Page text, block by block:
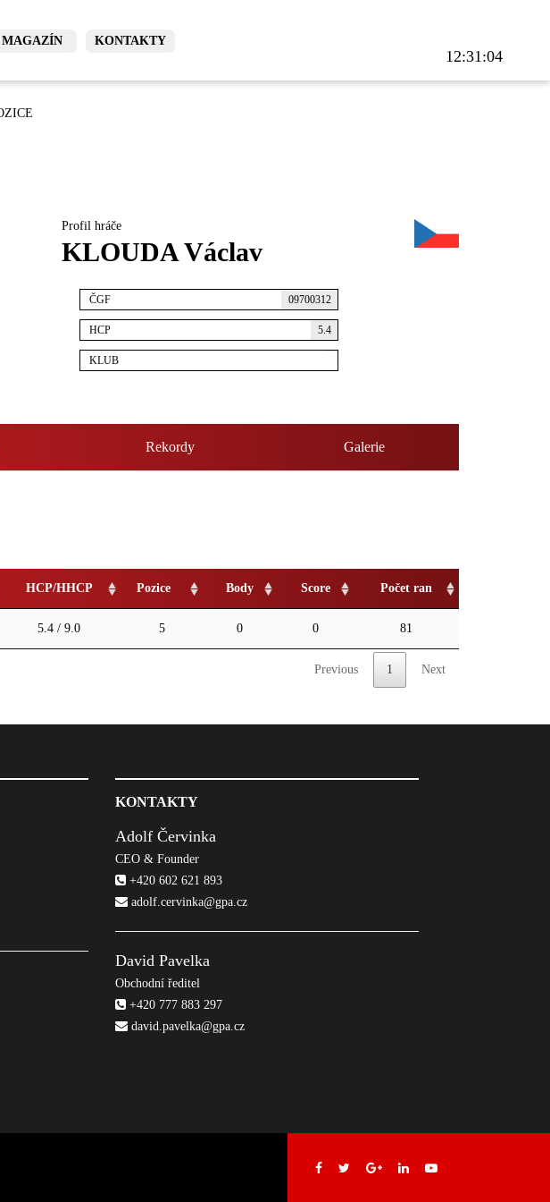
12:31:04
MAGAZÍN KONTAKTY
Profil hráče
KLOUDA Václav
ČGF 09700312
HCP 5.4
KLUB
Rekordy Galerie
HCP/HHCP Pozice Body Score Počet ran
5.4 / 9.0 5 0 0 81
Previous 1 Next
KONTAKTY
Adolf Červinka
CEO & Founder
+420 602 621 893
adolf.cervinka@gpa.cz
David Pavelka
Obchodní ředitel
+420 777 883 297
david.pavelka@gpa.cz